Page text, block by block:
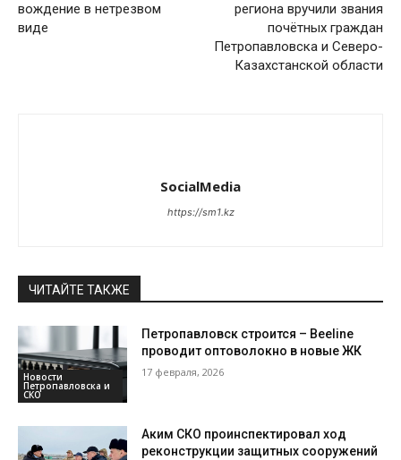
вождение в нетрезвом
виде
региона вручили звания
почётных граждан
Петропавловска и Северо-
Казахстанской области
SocialMedia
https://sm1.kz
ЧИТАЙТЕ ТАКЖЕ
Новости
Петропавловска и
СКО
Петропавловск строится – Beeline
проводит оптоволокно в новые ЖК
17 февраля, 2026
Аким СКО проинспектировал ход
реконструкции защитных сооружений